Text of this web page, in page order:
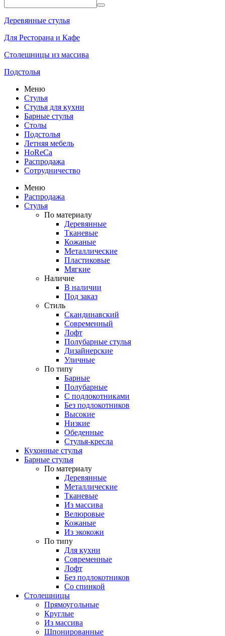
Деревянные стулья
Для Ресторана и Кафе
Столешницы из массива
Подстолья
Меню
Стулья
Стулья для кухни
Барные стулья
Столы
Подстолья
Летняя мебель
HoReCa
Распродажа
Сотрудничество
Меню
Распродажа
Стулья
По материалу
Деревянные
Тканевые
Кожаные
Металлические
Пластиковые
Мягкие
Наличие
В наличии
Под заказ
Стиль
Скандинавский
Современный
Лофт
Полубарные стулья
Дизайнерские
Уличные
По типу
Барные
Полубарные
С подлокотниками
Без подлокотников
Высокие
Низкие
Обеденные
Стулья-кресла
Кухонные стулья
Барные стулья
По материалу
Деревянные
Металлические
Тканевые
Из массива
Велюровые
Кожаные
Из экокожи
По типу
Для кухни
Современные
Лофт
Без подлокотников
Со спинкой
Столешницы
Прямоугольные
Круглые
Из массива
Шпонированные